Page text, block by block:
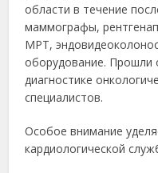
области в течение
маммографы,
МРТ,
оборудование. Прошли
диагностике
специалистов.
Особое внимание
кардиологической